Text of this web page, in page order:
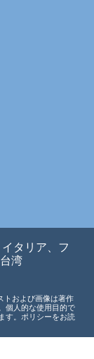
イタリア、フ
湾
および画像は著作
個人的な使用目的で
す。ポリシーをお読